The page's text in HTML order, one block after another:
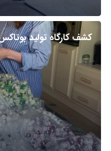
کشف کارگاه تولید